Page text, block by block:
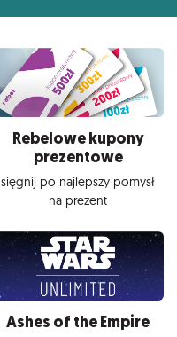
Rebelowe kupony
prezentowe
sięgnij po najlepszy pomysł
na prezent
Ashes of the Empire